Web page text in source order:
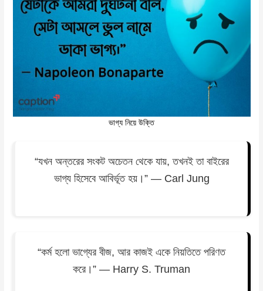
ভাগ্য নিয়ে উক্তি
“যখন অন্তরের সংকট অচেতন থেকে যায়, তখনই তা বাইরের
ভাগ্য হিসেবে আবির্ভূত হয়।” — Carl Jung
“কর্ম হলো ভাগ্যের বীজ, আর কাজই একে নিয়তিতে পরিণত
করে।” — Harry S. Truman